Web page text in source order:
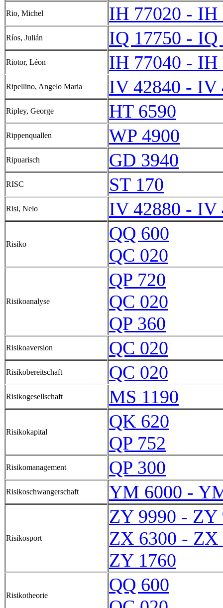
Rio, Michel IH 77020 - IH
Ríos, Julián IQ 17750 - IQ
Riotor, Léon IH 77040 - IH
Ripellino, Angelo Maria IV 42840 - IV
Ripley, George HT 6590
Rippenquallen WP 4900
Ripuarisch GD 3940
RISC ST 170
Risi, Nelo IV 42880 - IV
Risiko
QQ 600
QC 020
Risikoanalyse
QP 720
QC 020
QP 360
Risikoaversion QC 020
Risikobereitschaft QC 020
Risikogesellschaft MS 1190
Risikokapital
QK 620
QP 752
Risikomanagement QP 300
Risikoschwangerschaft YM 6000 -
Risikosport
ZY 9990 - ZY
ZX 6300 - ZX
ZY 1760
Risikotheorie
QQ 600